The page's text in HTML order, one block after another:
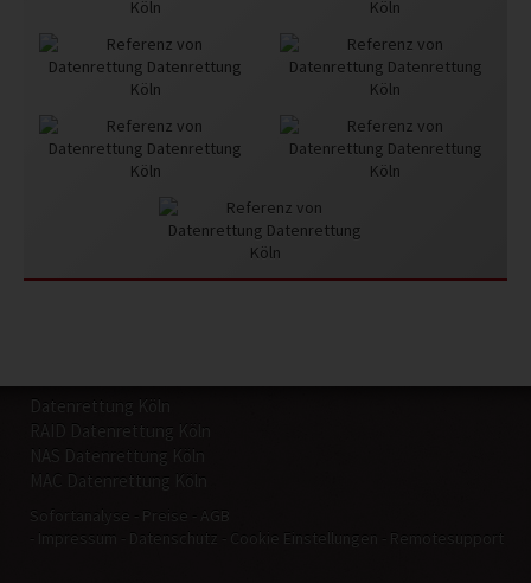
Datenrettung Köln
RAID Datenrettung Köln
NAS Datenrettung Köln
MAC Datenrettung Köln
Sofortanalyse Preise
AGB
Impressum
Datenschutz Cookie Einstellungen Remotesupport